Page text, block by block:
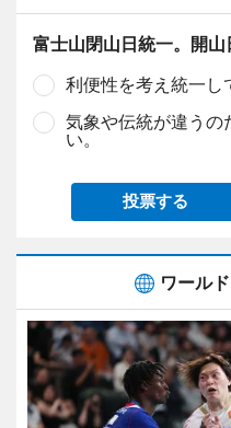
富士山閉山日統一。開山
利便性を考え統一し
気象や伝統が違うの
い。
投票する
ワール